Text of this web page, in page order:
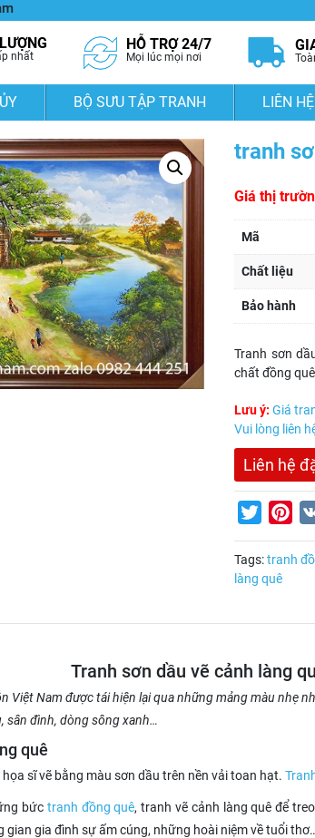
nhất
HỖ TRỢ 24/7
Mọi lúc mọi nơi
BỘ SƯU TẬP TRANH LIÊN HỆ
tranh
Giá thị
Mã
Chất liệu
Bảo hành
Tranh sơn
chất đồng
Lưu ý: Giá
Vui lòng liên
Liên hệ
Twitter
Tags:tranh
làng quê
Tranh sơn dầu vẽ cảnh làng
Việt Nam được tái hiện lại qua những mảng màu nhẹ
sân đình, dòng sông xanh…
quê
sĩ vẽ bằng màu sơn dầu trên nền vải toan hạt.
bức tranh đồng quê, tranh vẽ cảnh làng quê để
gian gia đình sự ấm cúng, những hoài niệm về tuổi